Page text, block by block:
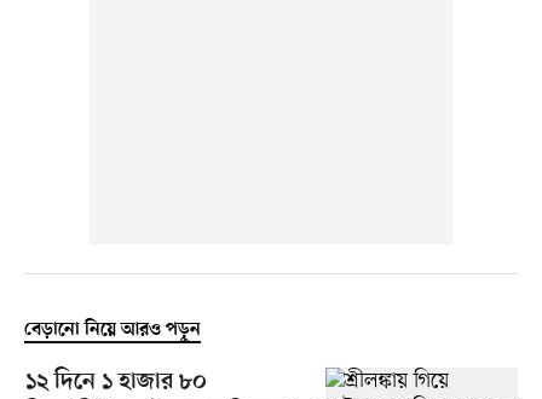
বেড়ানো নিয়ে আরও পড়ুন
১২ দিনে ১ হাজার ৮০